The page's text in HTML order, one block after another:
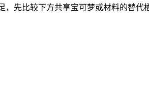
先比较下方共享宝可梦或材料的替代